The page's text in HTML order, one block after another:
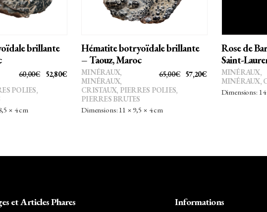
brillante
60,00€
LE
52,80€LE
PRIX
ACTUEL
EST :
POLIES,
× 4 cm
Hématite botryoïdale brillante
– Taouz, Maroc
65,00€
LE
57,20€LE
PRIX
MINÉRAUX,
MINÉRAUX,
CRISTAUX, PIERRES POLIES,
PIERRES BRUTES
Dimensions: 11 × 9,5 × 4 cm
Rose de
Saint-
MINÉRAUX,
MINÉRAUX,
Dimensions:
et Articles Phares Informations